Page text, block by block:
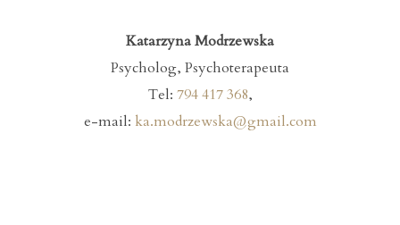
Katarzyna Modrzewska
Psycholog, Psychoterapeuta
Tel: 794 417 368,
e-mail: ka.modrzewska@gmail.com